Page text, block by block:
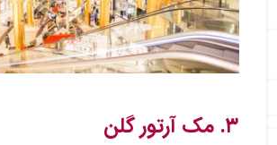
۳. مک آرتور گلن